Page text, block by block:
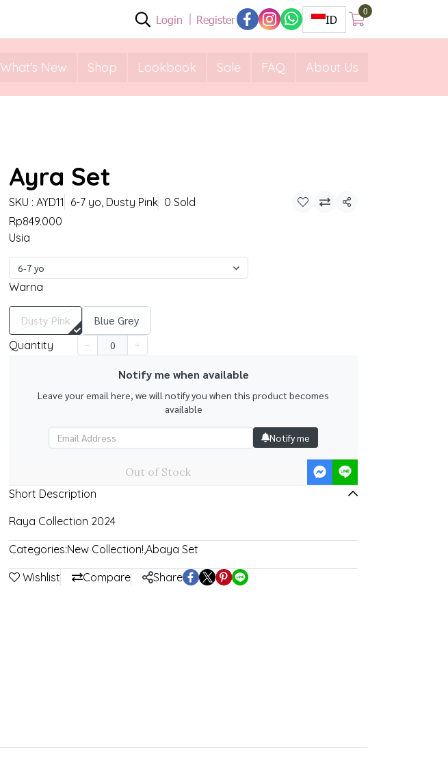
Login Register ID
0
What's New Shop Lookbook Sale FAQ About Us
Ayra Set
SKU : AYD11 6-7 yo, Dusty Pink 0 Sold
Share
Rp849.000
Usia
6-7 yo
Warna
Dusty Pink Blue Grey
Quantity
Notify me when available
Leave your email here, we will notify you when this product becomes
available
Notify me
Out of Stock
Short Description
Raya Collection 2024
Categories:New Collection!,Abaya Set
Wishlist Compare Share